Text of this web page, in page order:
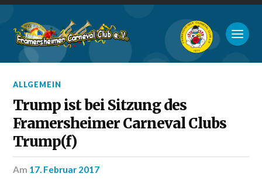
ALLGEMEIN
Trump ist bei Sitzung des
Framersheimer Carneval Clubs
Trump(f)
am 17. Februar 2017